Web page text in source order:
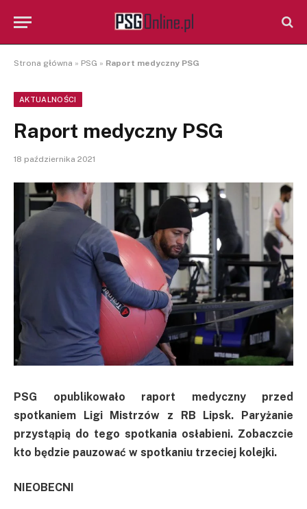
Strona główna » PSG » Raport medyczny PSG
AKTUALNOŚCI
Raport medyczny PSG
18 października 2021
PSG opublikowało raport medyczny przed
spotkaniem Ligi Mistrzów z RB Lipsk. Paryżanie
przystąpią do tego spotkania osłabieni. Zobaczcie
kto będzie pauzować w spotkaniu trzeciej kolejki.
NIEOBECNI